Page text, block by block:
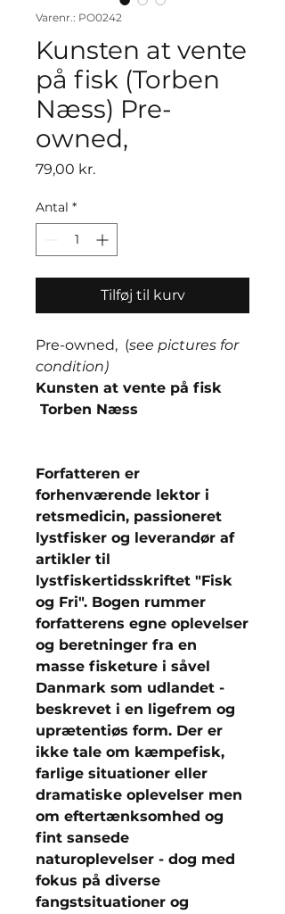
Varenr.: PO0242
Kunsten at vente
på fisk (Torben
Næss) Pre-
owned,
79,00 kr.Pris
Antal *
Tilføj til kurv
Pre-owned, (see pictures for
condition)
Kunsten at vente på fisk
Torben Næss
Forfatteren er
forhenværende lektor i
retsmedicin, passioneret
lystfisker og leverandør af
artikler til
lystfiskertidsskriftet "Fisk
og Fri". Bogen rummer
forfatterens egne oplevelser
og beretninger fra en
masse fisketure i såvel
Danmark som udlandet -
beskrevet i en ligefrem og
uprætentiøs form. Der er
ikke tale om kæmpefisk,
farlige situationer eller
dramatiske oplevelser men
om eftertænksomhed og
fint sansede
naturoplevelser - dog med
fokus på diverse
fangstsituationer og